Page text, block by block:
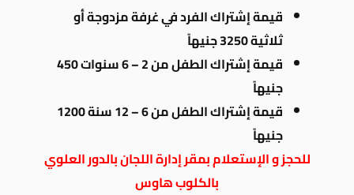
قيمة إشتراك الفرد في غرفة مزدوجة أو
ثلاثية 3250 جنيهاً
قيمة إشتراك الطفل من 2 – 6 سنوات 450
جنيهاً
قيمة إشتراك الطفل من 6 – 12 سنة 1200
جنيهاً
للحجز و الإستعلام بمقر إدارة اللجان بالدور العلوي
بالكلوب هاوس